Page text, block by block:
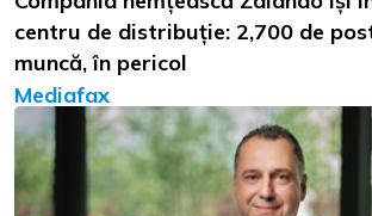
centru de distribuție: 2,700 de
muncă, în pericol
Mediafax